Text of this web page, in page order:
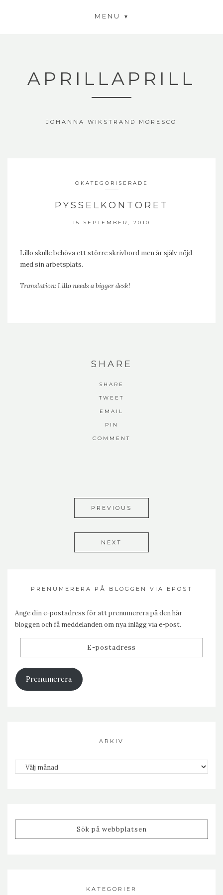
MENU
APRILLAPRILL
JOHANNA WIKSTRAND MORESCO
OKATEGORISERADE
PYSSELKONTORET
15 SEPTEMBER, 2010
Lillo skulle behöva ett större skrivbord men är själv nöjd
med sin arbetsplats.
Translation: Lillo needs a bigger desk!
SHARE
SHARE
TWEET
EMAIL
PIN
COMMENT
PREVIOUS
NEXT
PRENUMERERA PÅ BLOGGEN VIA EPOST
Ange din e-postadress för att prenumerera på den här
bloggen och få meddelanden om nya inlägg via e-post.
Prenumerera
ARKIV
Arkiv
KATEGORIER